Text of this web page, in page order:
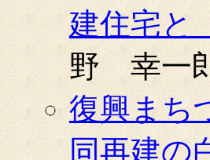
建住宅と
野 幸一
復興まち
同再建の